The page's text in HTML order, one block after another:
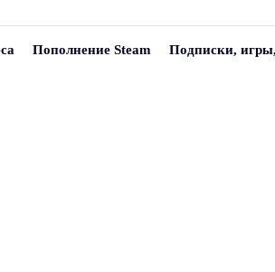
Пополнение Steam Подписки,